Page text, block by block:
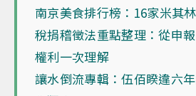
南京美食排行榜：16家米其
稅捐稽徵法重點整理：從申
權利一次理解
讓水倒流專輯：伍佰睽違六